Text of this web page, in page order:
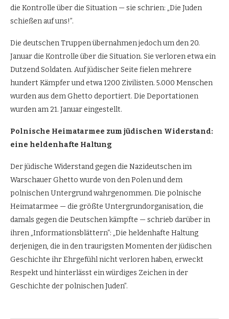
die Kontrolle über die Situation — sie schrien: „Die Juden
schießen auf uns!”.
Die deutschen Truppen übernahmen jedoch um den 20.
Januar die Kontrolle über die Situation. Sie verloren etwa ein
Dutzend Soldaten. Auf jüdischer Seite fielen mehrere
hundert Kämpfer und etwa 1200 Zivilisten. 5.000 Menschen
wurden aus dem Ghetto deportiert. Die Deportationen
wurden am 21. Januar eingestellt.
Polnische Heimatarmee zum jüdischen Widerstand:
eine heldenhafte Haltung
Der jüdische Widerstand gegen die Nazideutschen im
Warschauer Ghetto wurde von den Polen und dem
polnischen Untergrund wahrgenommen. Die polnische
Heimatarmee — die größte Untergrundorganisation, die
damals gegen die Deutschen kämpfte — schrieb darüber in
ihren „Informationsblättern“: „Die heldenhafte Haltung
derjenigen, die in den traurigsten Momenten der jüdischen
Geschichte ihr Ehrgefühl nicht verloren haben, erweckt
Respekt und hinterlässt ein würdiges Zeichen in der
Geschichte der polnischen Juden”.